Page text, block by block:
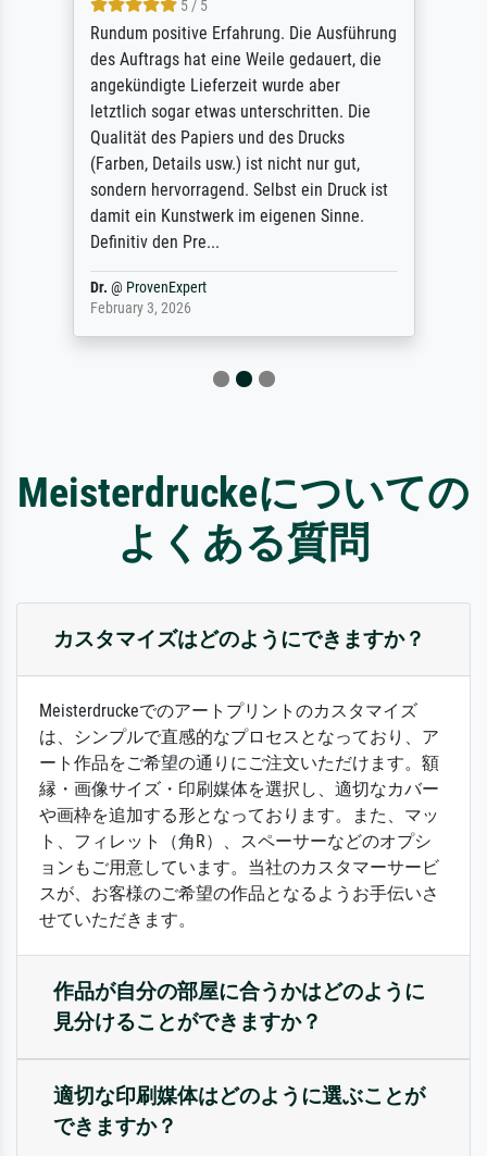
5 / 5
Rundum positive Erfahrung. Die Ausführung
des Auftrags hat eine Weile gedauert, die
angekündigte Lieferzeit wurde aber
letztlich sogar etwas unterschritten. Die
Qualität des Papiers und des Drucks
(Farben, Details usw.) ist nicht nur gut,
sondern hervorragend. Selbst ein Druck ist
damit ein Kunstwerk im eigenen Sinne.
Definitiv den Pre...
Dr. @ ProvenExpert
February 3, 2026
Meisterdruckeについての
よくある質問
カスタマイズはどのようにできますか？
Meisterdruckeでのアートプリントのカスタマイズ
は、シンプルで直感的なプロセスとなっており、ア
ート作品をご希望の通りにご注文いただけます。額
縁・画像サイズ・印刷媒体を選択し、適切なカバー
や画枠を追加する形となっております。また、マッ
ト、フィレット（角R）、スペーサーなどのオプシ
ョンもご用意しています。当社のカスタマーサービ
スが、お客様のご希望の作品となるようお手伝いさ
せていただきます。
作品が自分の部屋に合うかはどのように
見分けることができますか？
適切な印刷媒体はどのように選ぶことが
できますか？